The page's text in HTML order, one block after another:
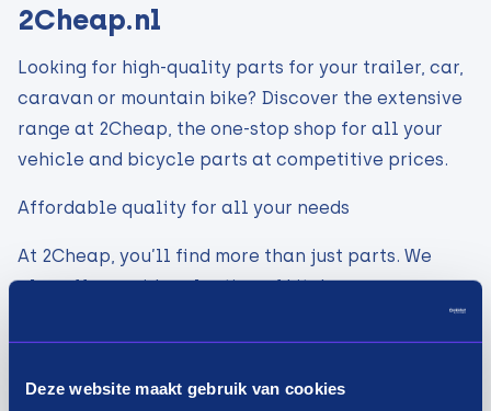
Deze website maakt gebruik van cookies
2Cheap.nl
Looking for high-quality parts for your trailer, car,
caravan or mountain bike? Discover the extensive
range at 2Cheap, the one-stop shop for all your
vehicle and bicycle parts at competitive prices.
Affordable quality for all your needs
At 2Cheap, you’ll find more than just parts. We
also offer a wide selection of kitchenware,
cookware sets, home accessories, toys and garden
products to complete your home and outdoor
space.